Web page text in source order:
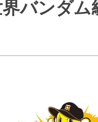
バンダ